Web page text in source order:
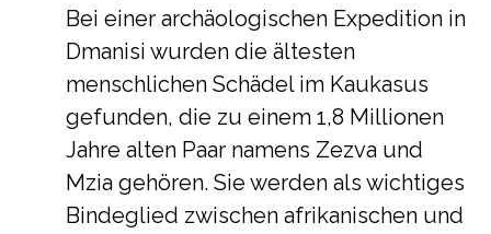
Bei einer archäologischen Expedition in
Dmanisi wurden die ältesten
menschlichen Schädel im Kaukasus
gefunden, die zu einem 1,8 Millionen
Jahre alten Paar namens Zezva und
Mzia gehören. Sie werden als wichtiges
Bindeglied zwischen afrikanischen und